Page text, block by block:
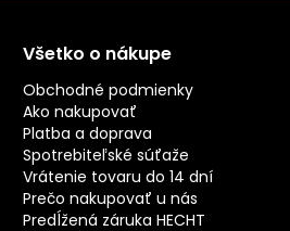
Všetko o nákupe
Obchodné podmienky
Ako nakupovať
Platba a doprava
Spotrebiteľské súťaže
Vrátenie tovaru do 14 dní
Prečo nakupovať u nás
Predĺžená záruka HECHT